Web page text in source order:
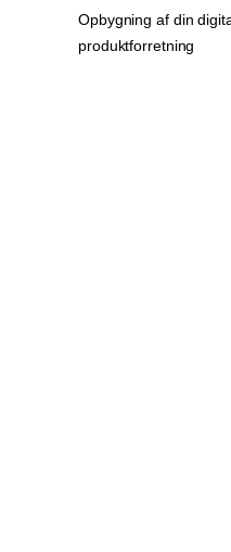
Opbygning af din
produktforretning